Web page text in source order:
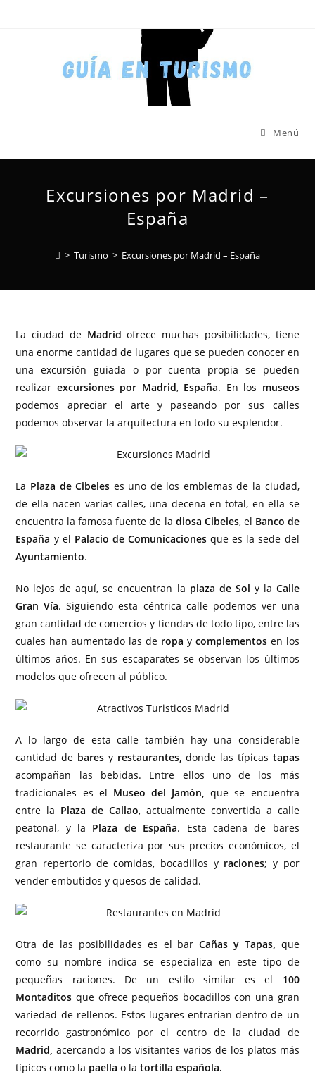
Menú
Excursiones por Madrid –
España
> Turismo > Excursiones por Madrid – España
La ciudad de Madridofrece muchas posibilidades, tiene
una enorme cantidad de lugares que se pueden conocer en
una excursión guiada o por cuenta propia se pueden
realizar excursiones por Madrid, España. En los museos
podemos apreciar el arte y paseando por sus calles
podemos observar la arquitectura en todo su esplendor.
La Plaza de Cibeles es uno de los emblemas de la ciudad,
de ella nacen varias calles, una decena en total, en ella se
encuentra la famosa fuente de la diosa Cibeles, el Banco de
España y el Palacio de Comunicaciones que es la sede del
Ayuntamiento.
No lejos de aquí, se encuentran la plaza de Sol y la Calle
Gran Vía. Siguiendo esta céntrica calle podemos ver una
gran cantidad de comercios y tiendas de todo tipo, entre las
cuales han aumentado las de ropa y complementosen los
últimos años. En sus escaparates se observan los últimos
modelos que ofrecen al público.
A lo largo de esta calle también hay una considerable
cantidad de bares y restaurantes,donde las típicas tapas
acompañan las bebidas. Entre ellos uno de los más
tradicionales es el Museo del Jamón,que se encuentra
entre la Plaza de Callao, actualmente convertida a calle
peatonal, y la Plaza de España. Esta cadena de bares
restaurante se caracteriza por sus precios económicos, el
gran repertorio de comidas, bocadillos y raciones; y por
vender embutidos y quesos de calidad.
Otra de las posibilidades es el barCañas y Tapas, que
como su nombre indica se especializa en este tipo de
pequeñas raciones. De un estilo similar es el 100
Montaditosque ofrece pequeños bocadillos con una gran
variedad de rellenos. Estos lugares entrarían dentro de un
recorrido gastronómico por el centro de la ciudad de
Madrid,acercando a los visitantes varios de los platos más
típicos como la paellao latortilla española.